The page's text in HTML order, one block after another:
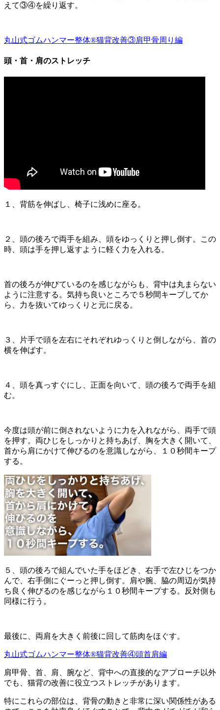
えて③④を繰り返す。
丸山式ゴムハンマー整体®︎猫背改善③肩甲骨周り編
頭・首・肩のストレッチ
１、背筋を伸ばし、椅子に浅めに座る。
２、頭の後ろで両手を組み、頭をゆっくりと押し倒す。この
時、頭は手を押し返すように軽く力を入れる。
首の後ろが伸びているのを感じながらも、背中は丸まらない
ように注意する。気持ち良いところで５秒間キープしてか
ら、力を抜いてゆっくりと元に戻る。
３、片手で頭を左右にそれぞれゆっくりと倒しながら、首の
横を伸ばす。
４、頭を真っすぐにし、正面を向いて、頭の後ろで両手を組
む。
今度は頭が前に倒されないように力を入れながら、両手で頭
を押す。両ひじをしっかりと持ちあげ、胸を大きく開いて、
首から肩にかけて伸びるのを意識しながら、１０秒間キープ
する。
５、頭の後ろで組んでいた手をほどき、右手で左ひじをつか
んで、右手側にぐーっと押し倒す。肩や腕、脇の周辺が気持
ち良く伸びるのを感じながら１０秒間キープする。反対側も
同様に行う。
最後に、両肩を大きく前後に回して筋肉をほぐす。
丸山式ゴムハンマー整体®︎猫背改善④頭首肩編
肩甲骨、首、肩、腕など、背中への直接的なアプローチ以外
でも、猫背の改善に役立つストレッチがあります。
特にこれらの部位は、背骨の動きと非常に深い関係性がある